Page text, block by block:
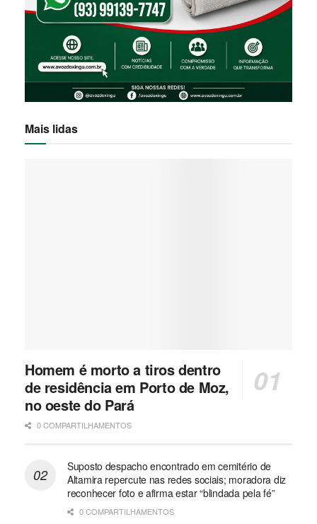
Mais lidas
Homem é morto a tiros dentro
de residência em Porto de Moz,
no oeste do Pará
0 COMPARTILHAMENTOS
Suposto despacho encontrado em cemitério de
Altamira repercute nas redes sociais; moradora diz
reconhecer foto e afirma estar “blindada pela fé”
0 COMPARTILHAMENTOS